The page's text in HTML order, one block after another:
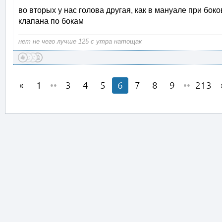
во вторых у нас голова другая, как в мануале при
клапана по бокам
нет не чего лучше 125 с утра натощак
1 •• 3 4 5 6 7 8 9 •• 213